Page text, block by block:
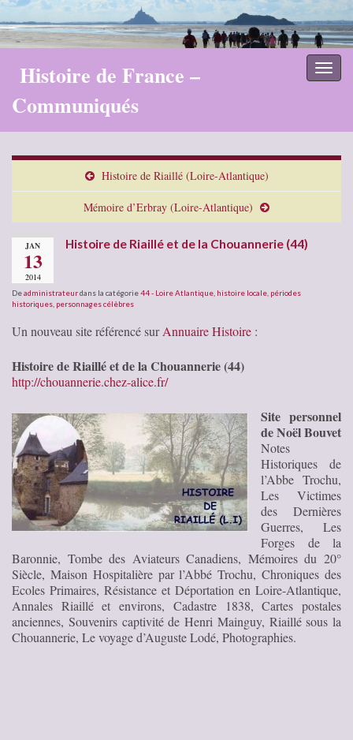
Histoire de France –
Communiqués
Histoire de Riaillé (Loire-Atlantique)
Mémoire d’Erbray (Loire-Atlantique)
JAN
13
2014
Histoire de Riaillé et de la Chouannerie (44)
Deadministrateurdans la catégorie44 - Loire Atlantique histoire locale périodes
historiques personnages célèbres
Un nouveau site référencé surAnnuaire Histoire :
Histoire de Riaillé et de la Chouannerie (44)
http://chouannerie.chez-alice.fr/
Site personnel
de Noël Bouvet
Notes
Historiques de
l’Abbe Trochu,
Les Victimes
des Dernières
Guerres, Les
Forges de la
Baronnie, Tombe des Aviateurs Canadiens, Mémoires du 20°
Siècle, Maison Hospitalière par l’Abbé Trochu, Chroniques des
Ecoles Primaires, Résistance et Déportation en Loire-Atlantique,
Annales Riaillé et environs, Cadastre 1838, Cartes postales
anciennes, Souvenirs captivité de Henri Mainguy, Riaillé sous la
Chouannerie, Le voyage d’Auguste Lodé, Photographies.